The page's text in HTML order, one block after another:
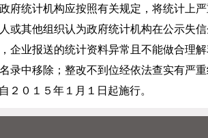
府统计机构应按照有关规定，将统计上
或其他组织认为政府统计机构在公示失
企业报送的统计资料异常且不能做合理
录中移除；整改不到位经依法查实有严
２０１５年１月１日起施行。